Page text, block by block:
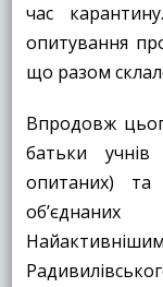
час
опитування
що разом
Впродовж
батьки
опитаних) та